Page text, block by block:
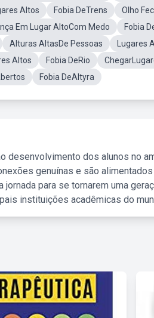
Altos Fobia DeTrens Olho
Em Lugar AltoCom Medo
Fobia
Alturas AltasDe Pessoas Lugares
Altos Fobia DeRio
Fobia DeAltyra
desenvolvimento dos alunos no
genuínas e são
para se tornarem uma
instituições acadêmicas do